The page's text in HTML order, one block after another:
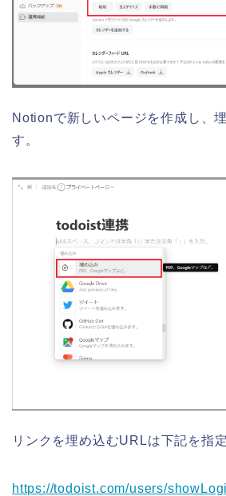
Notionで新しいページを作成し、
す。
リンクを埋め込むURLは下記を指
https://todoist.com/users/